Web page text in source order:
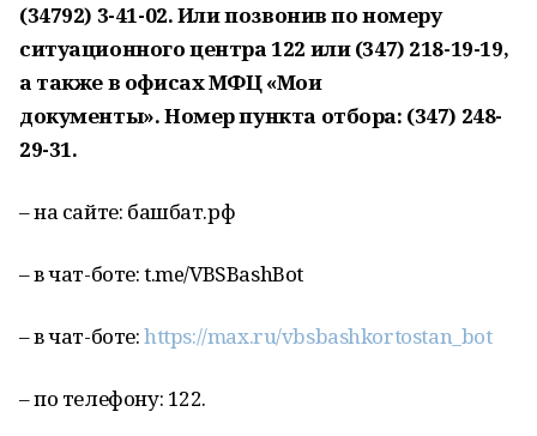
(34792) 3-41-02. Или позвонив по номеру
ситуационного центра 122 или (347) 218-19-19,
а также в офисах МФЦ «Мои
документы». Номер пункта отбора: (347) 248-
29-31.
– на сайте: башбат.рф
– в чат-боте: t.me/VBSBashBot
– в чат-боте:https://max.ru/vbsbashkortostan_bot
– по телефону: 122.